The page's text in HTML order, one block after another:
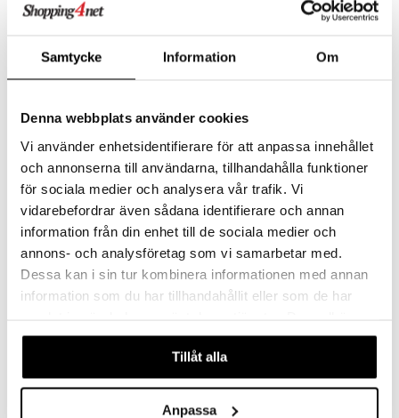
Samtycke Information Om
Denna webbplats använder cookies
Vi använder enhetsidentifierare för att anpassa innehållet
och annonserna till användarna, tillhandahålla funktioner
för sociala medier och analysera vår trafik. Vi
vidarebefordrar även sådana identifierare och annan
information från din enhet till de sociala medier och
annons- och analysföretag som vi samarbetar med.
Dessa kan i sin tur kombinera informationen med annan
information som du har tillhandahållit eller som de har
våra cookies vid fortsatt användande av vår webbplats.
Tillåt alla
Anpassa
Villekulla Bath Poncho
179
Pippi Spot Genser Blå
99
Pippi Wheeling Dress Anil Pippi Hjuling Badedrakt Anil
PIPPI LÅNGSTRUMP